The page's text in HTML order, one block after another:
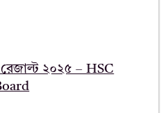
২০২৫ – HSC